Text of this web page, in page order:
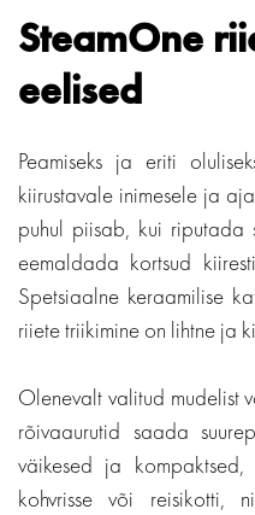
SteamOne
eelised
Peamiseks ja eriti
kiirustavale inimesele ja
puhul piisab, kui riputada
eemaldada kortsud
Spetsiaalne keraamilise
riiete triikimine on lihtne ja
Olenevalt valitud mudelist
rõivaaurutid saada
väikesed ja
kohvrisse või